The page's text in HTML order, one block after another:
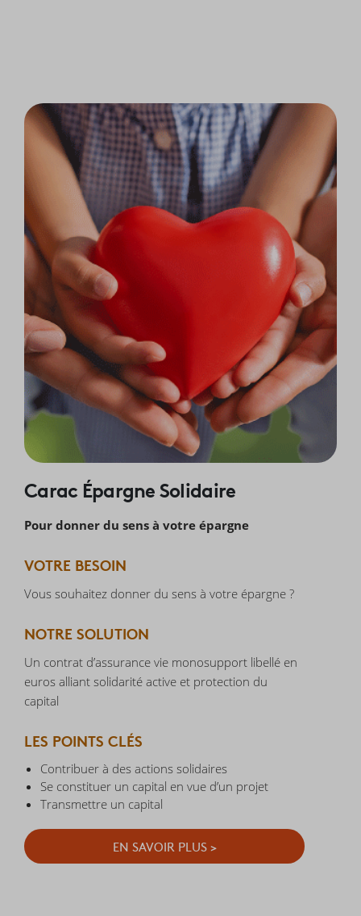
Carac Épargne Solidaire
Pour donner du sens à votre épargne
VOTRE BESOIN
Vous souhaitez donner du sens à votre épargne ?
NOTRE SOLUTION
Un contrat d’assurance vie monosupport libellé en
euros alliant solidarité active et protection du
capital
LES POINTS CLÉS
Contribuer à des actions solidaires
Se constituer un capital en vue d’un projet
Transmettre un capital
EN SAVOIR PLUS >